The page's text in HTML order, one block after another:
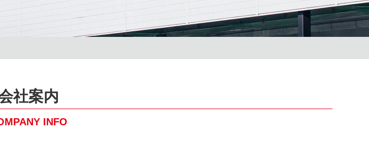
社案内
INFO